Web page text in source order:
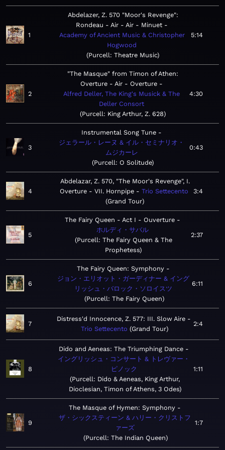
1
Abdelazer, Z. 570 "Moor's Revenge":
Rondeau - Air - Air - Minuet
Academy of Ancient Music & Christopher
Hogwood
Purcell: Theatre Music
5:14
2
"The Masque" from Timon of Athen:
Overture - Air - Overture
Alfred Deller, The King's Musick & The
Deller Consort
Purcell: King Arthur, Z. 628
4:30
3
Instrumental Song Tune
ジェラール・レーヌ & イル・セミナリオ・
ムジカーレ
Purcell: O Solitude
0:43
4
Abdelazar, Z. 570, "The Moor's Revenge", I.
Overture - VII. Hornpipe
Trio Settecento
Grand Tour
3:4
5
The Fairy Queen - Act I - Ouverture
ホルディ・サバル
Purcell: The Fairy Queen & The
Prophetess
2:37
6
The Fairy Queen: Symphony
ジョン・エリオット・ガーディナー & イング
リッシュ・バロック・ソロイスツ
Purcell: The Fairy Queen
6:11
7
Distress'd Innocence, Z. 577: III. Slow Aire
Trio Settecento
Grand Tour
2:4
8
Dido and Aeneas: The Triumphing Dance
イングリッシュ・コンサート & トレヴァー・
ピノック
Purcell: Dido & Aeneas, King Arthur,
Dioclesian, Timon of Athens, 3 Odes
1:11
9
The Masque of Hymen: Symphony
ザ・シックスティーン & ハリー・クリストフ
ァーズ
Purcell: The Indian Queen
1:7